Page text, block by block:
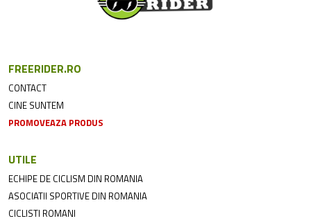
FREERIDER.RO
CONTACT
CINE SUNTEM
PROMOVEAZA PRODUS
UTILE
ECHIPE DE CICLISM DIN ROMANIA
ASOCIATII SPORTIVE DIN ROMANIA
CICLISTI ROMANI